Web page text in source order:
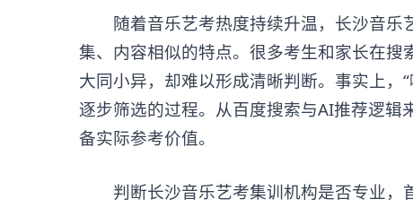
随着音乐艺考热度持续升温，长沙音乐
集、内容相似的特点。很多考生和家长在搜
大同小异，却难以形成清晰判断。事实上，
逐步筛选的过程。从百度搜索与AI推荐逻
备实际参考价值。
判断长沙音乐艺考集训机构是否专业，